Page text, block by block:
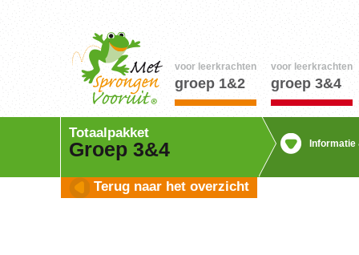
voor leerkrachten
groep 1&2
voor leerkrachten
groep 3&4
Totaalpakket
Groep 3&4
Terug naar het overzicht
Informatie